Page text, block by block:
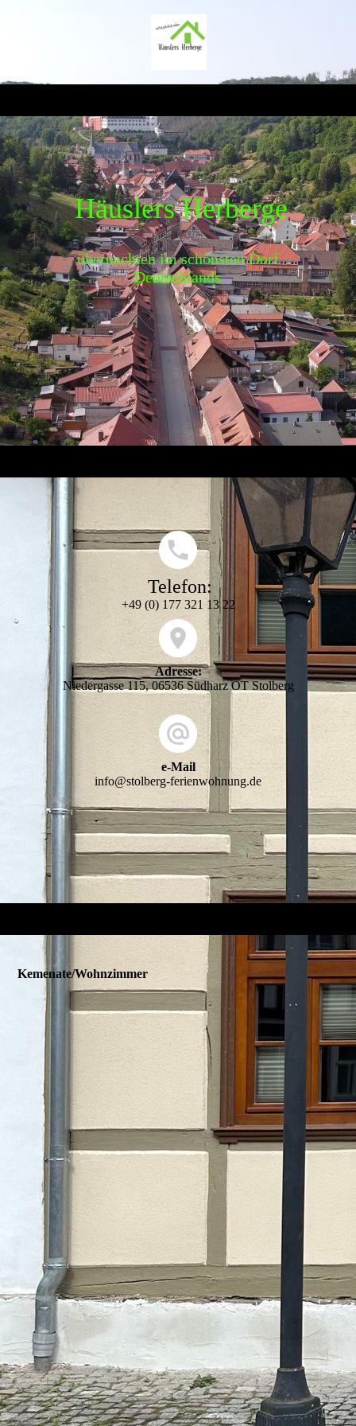
Häuslers Herberge
übernachten im schönsten Dorf
Deutschlands
Telefon:
+49 (0) 177 321 13 22
Adresse:
Niedergasse 115, 06536 Südharz OT Stolberg
e-Mail
info@stolberg-ferienwohnung.de
Kemenate/Wohnzimmer